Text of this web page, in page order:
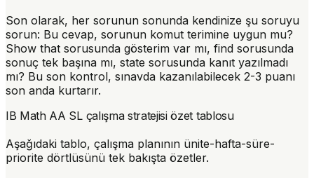
Son olarak, her sorunun sonunda kendinize şu soruyu
sorun: Bu cevap, sorunun komut terimine uygun mu?
Show that sorusunda gösterim var mı, find sorusunda
sonuç tek başına mı, state sorusunda kanıt yazılmadı
mı? Bu son kontrol, sınavda kazanılabilecek 2-3 puanı
son anda kurtarır.
IB Math AA SL çalışma stratejisi özet tablosu
Aşağıdaki tablo, çalışma planının ünite-hafta-süre-
priorite dörtlüsünü tek bakışta özetler.